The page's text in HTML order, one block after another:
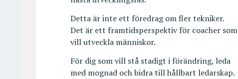
Detta är inte ett föredrag om fler tekniker.
Det är ett framtidsperspektiv för coacher som
vill utveckla människor.
För dig som vill stå stadigt i förändring, leda
med mognad och bidra till hållbart ledarskap.